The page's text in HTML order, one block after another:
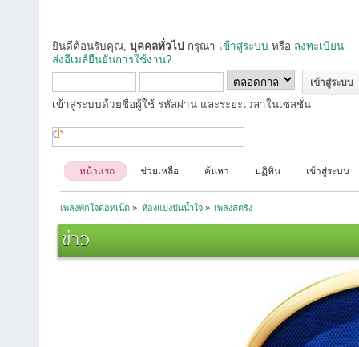
ยินดีต้อนรับคุณ, บุคคลทั่วไป กรุณา เข้าสู่ระบบ หรือ ลงทะเบียน
ส่งอีเมล์ยืนยันการใช้งาน?
เข้าสู่ระบบด้วยชื่อผู้ใช้ รหัสผ่าน และระยะเวลาในเซสชั่น
หน้าแรก ช่วยเหลือ ค้นหา ปฏิทิน เข้าสู่ระบบ
เพลงพักใจดอทเน็ต » ห้องแบ่งปันน้ำใจ» เพลงสตริง
ข่าว